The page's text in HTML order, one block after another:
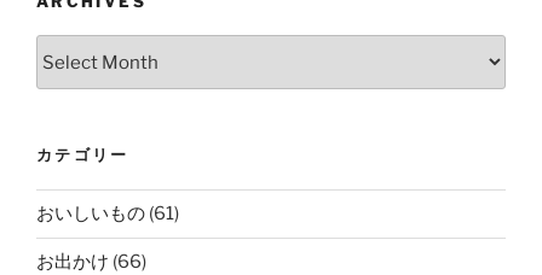
カテゴリー
おいしいもの (61)
お出かけ (66)